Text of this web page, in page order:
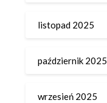
listopad 2025
październik 2025
wrzesień 2025